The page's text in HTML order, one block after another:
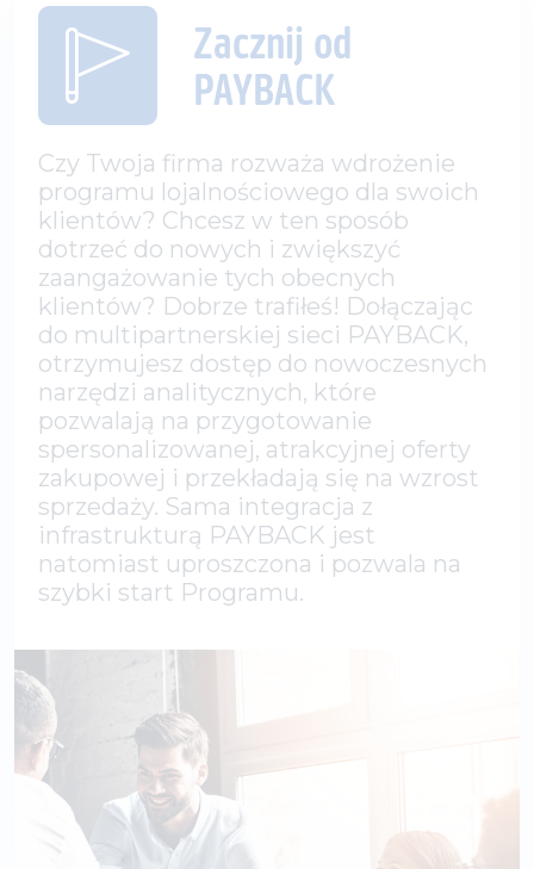
Zacznij od
PAYBACK
Czy Twoja firma rozważa wdrożenie
programu lojalnościowego dla swoich
klientów? Chcesz w ten sposób
dotrzeć do nowych i zwiększyć
zaangażowanie tych obecnych
klientów? Dobrze trafiłeś! Dołączając
do multipartnerskiej sieci PAYBACK,
otrzymujesz dostęp do nowoczesnych
narzędzi analitycznych, które
pozwalają na przygotowanie
spersonalizowanej, atrakcyjnej oferty
zakupowej i przekładają się na wzrost
sprzedaży. Sama integracja z
infrastrukturą PAYBACK jest
natomiast uproszczona i pozwala na
szybki start Programu.